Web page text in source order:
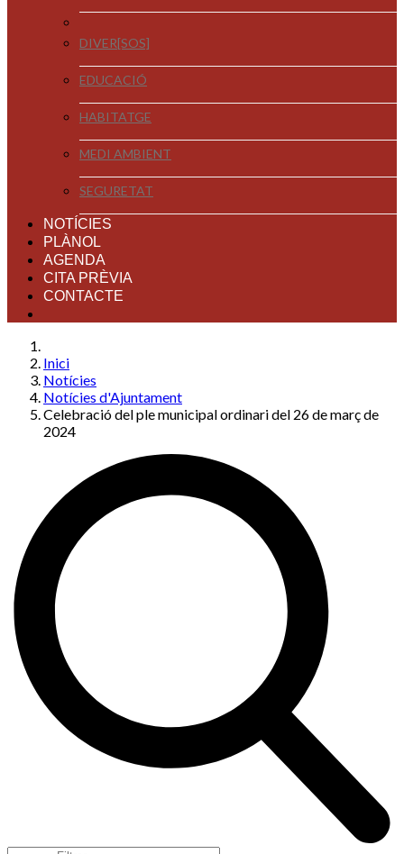
DIVER[SOS]
EDUCACIÓ
HABITATGE
MEDI AMBIENT
SEGURETAT
NOTÍCIES
PLÀNOL
AGENDA
CITA PRÈVIA
CONTACTE
Inici
Notícies
Notícies d'Ajuntament
Celebració del ple municipal ordinari del 26 de març de
2024